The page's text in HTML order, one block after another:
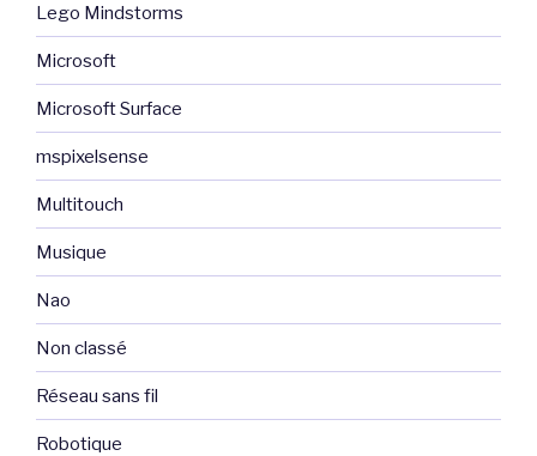
Lego Mindstorms
Microsoft
Microsoft Surface
mspixelsense
Multitouch
Musique
Nao
Non classé
Réseau sans fil
Robotique